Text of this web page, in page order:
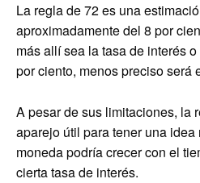
La regla de 72 es una
aproximadamente del 8 por
más allí sea la tasa de interés
por ciento, menos preciso será
A pesar de sus limitaciones, la
aparejo útil para tener una idea
moneda podría crecer con el
cierta tasa de interés.